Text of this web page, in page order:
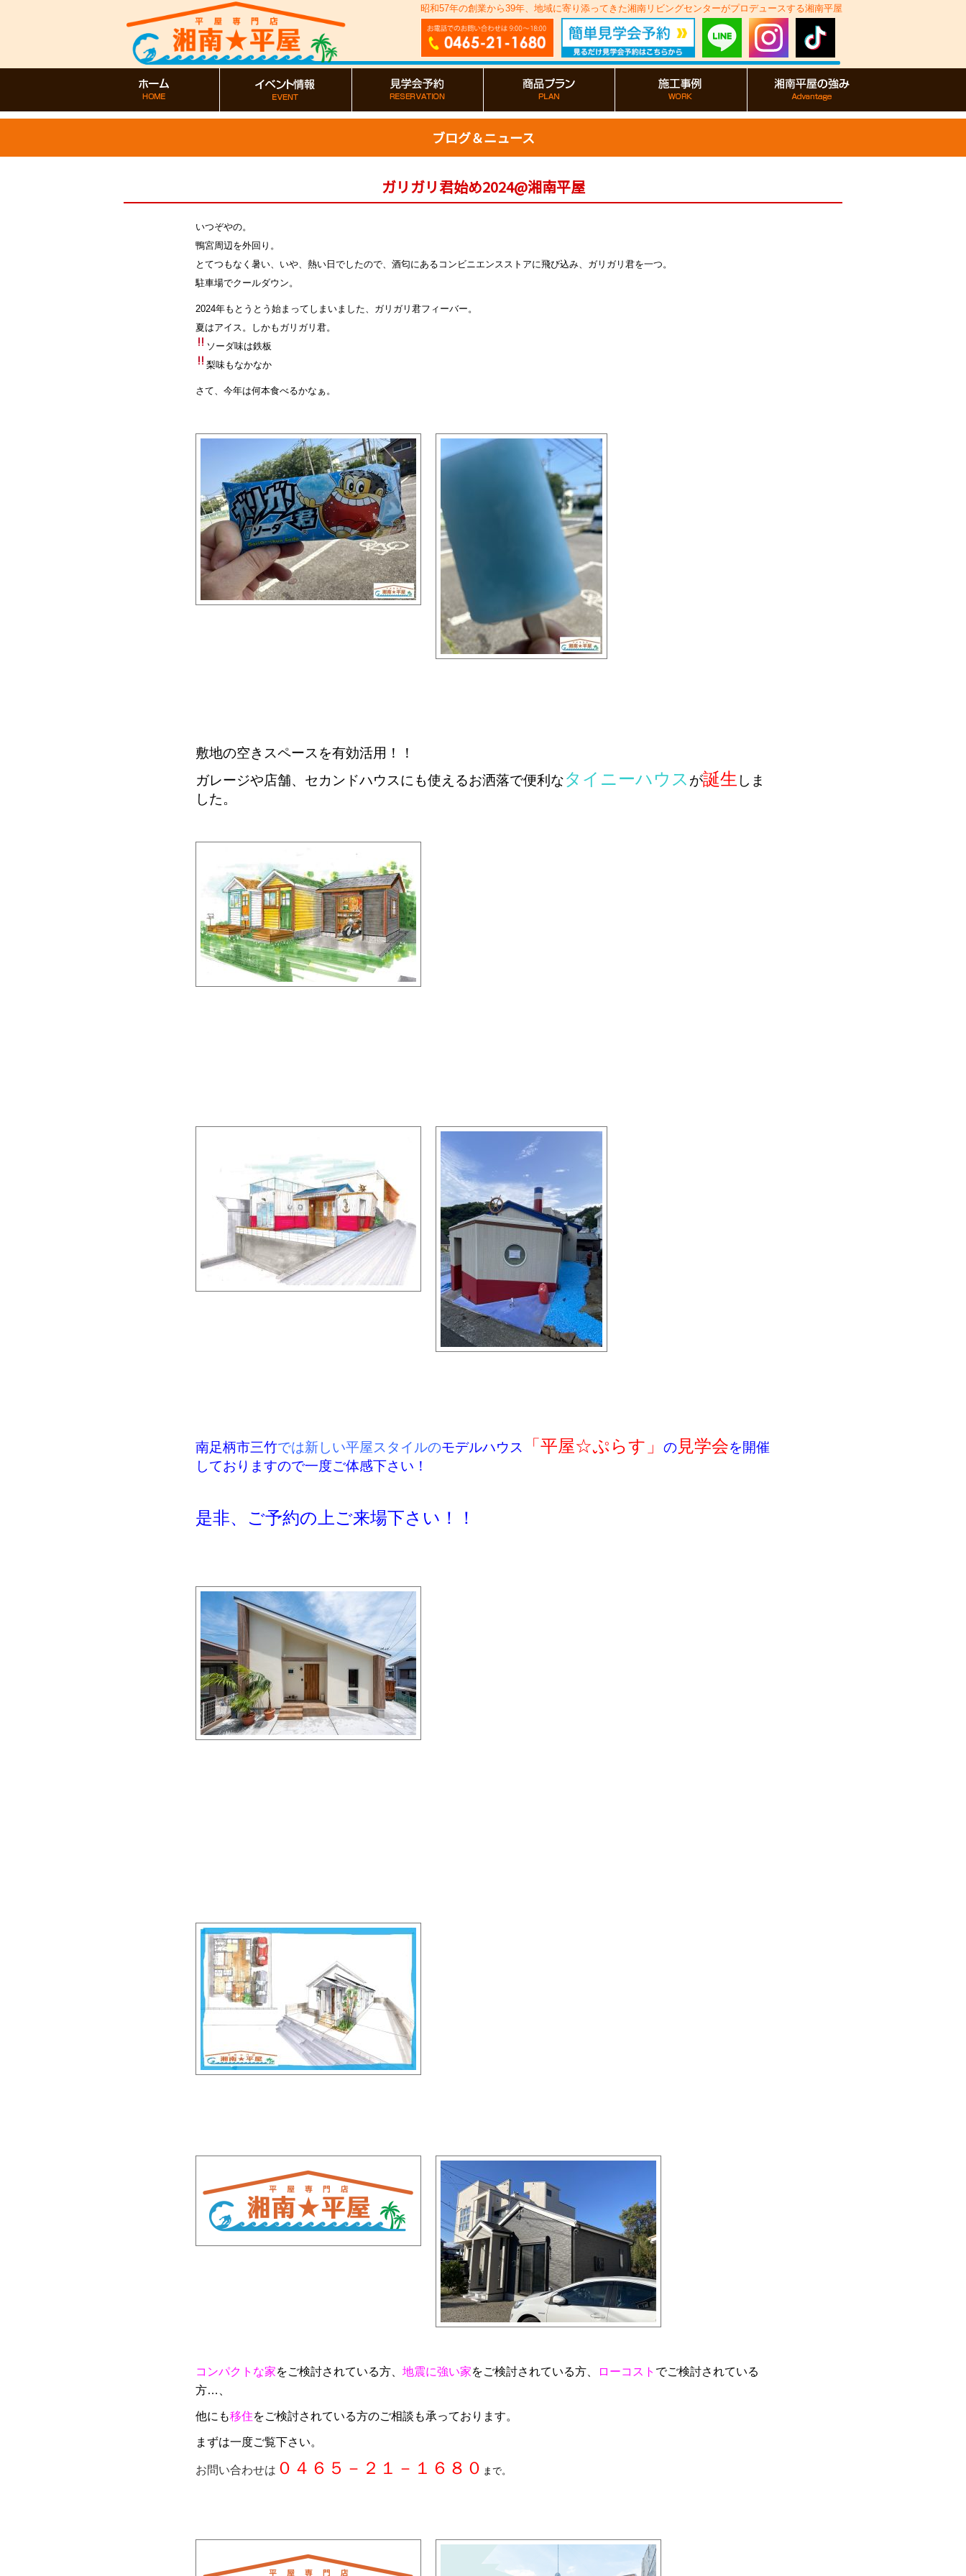
昭和57年の創業から39年、地域に寄り添ってきた湘南リビングセンターがプロデュースする湘南平屋
ブログ＆ニュース
ガリガリ君始め2024@湘南平屋
いつぞやの。
鴨宮周辺を外回り。
とてつもなく暑い、いや、熱い日でしたので、酒匂にあるコンビニエンスストアに飛び込み、ガリガリ君を一つ。
駐車場でクールダウン。
2024年もとうとう始まってしまいました、ガリガリ君フィーバー。
夏はアイス。しかもガリガリ君。
ソーダ味は鉄板
梨味もなかなか
さて、今年は何本食べるかなぁ。
敷地の空きスペースを有効活用！！
ガレージや店舗、セカンドハウスにも使えるお洒落で便利なタイニーハウス が誕生 しま
した。
南足柄市三竹では新しい平屋スタイルのモデルハウス 「平屋☆ぷらす」 の 見学会を開催
しておりますので一度ご体感下さい！
是非、ご予約の上ご来場下さい！！
コンパクトな家をご検討されている方、 地震に強い家をご検討されている方、 ローコスト でご検討されている
方…、
他にも移住をご検討されている方のご相談も承っております。
まずは一度ご覧下さい。
お問い合わせは ０４６５－２１－１６８０ まで。